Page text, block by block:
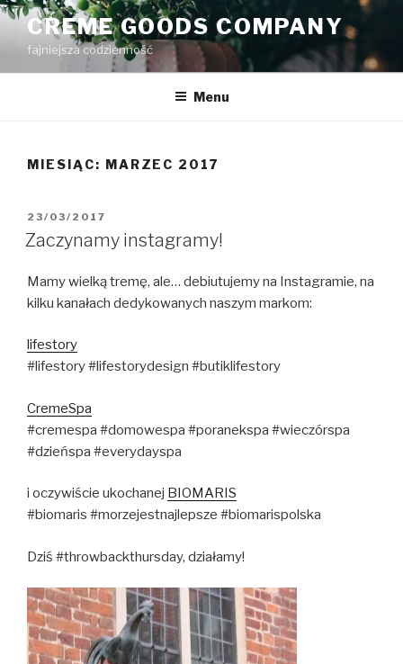
Przejdź
treści
CREME GOODS COMPANY
fajniejsza codzienność
Menu
MIESIĄC: MARZEC 2017
OPUBLIKOWANE
W
23/03/2017
Zaczynamy instagramy!
Mamy wielką tremę, ale… debiutujemy na Instagramie, na
kilku kanałach dedykowanych naszym markom:
lifestory
#lifestory #lifestorydesign #butiklifestory
CremeSpa
#cremespa #domowespa #poranekspa #wieczórspa
#dzieńspa #everydayspa
i oczywiście ukochanej BIOMARIS
#biomaris #morzejestnajlepsze #biomarispolska
Dziś #throwbackthursday, działamy!